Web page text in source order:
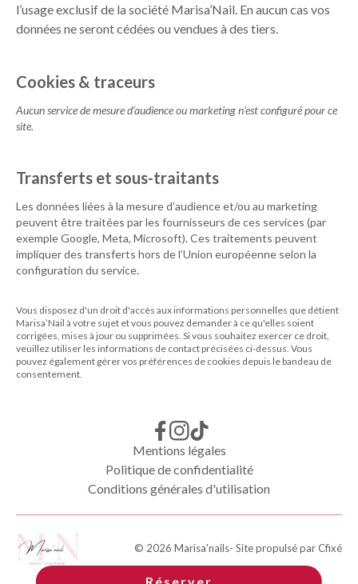
l’usage exclusif de la société Marisa’Nail. En aucun cas vos
données ne seront cédées ou vendues à des tiers.
Cookies & traceurs
Aucun service de mesure d’audience ou marketing n’est configuré pour ce
site.
Transferts et sous-traitants
Les données liées à la mesure d’audience et/ou au marketing
peuvent être traitées par les fournisseurs de ces services (par
exemple Google, Meta, Microsoft). Ces traitements peuvent
impliquer des transferts hors de l’Union européenne selon la
configuration du service.
Vous disposez d'un droit d'accès aux informations personnelles que détient
Marisa’Nail à votre sujet et vous pouvez demander à ce qu'elles soient
corrigées, mises à jour ou supprimées. Si vous souhaitez exercer ce droit,
veuillez utiliser les informations de contact précisées ci-dessus. Vous
pouvez également gérer vos préférences de cookies depuis le bandeau de
consentement.
Mentions légales
Politique de confidentialité
Conditions générales d'utilisation
© 2026 Marisa'nails- Site propulsé parCfixé